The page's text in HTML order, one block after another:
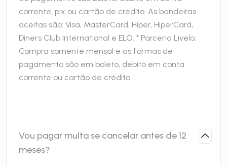
corrente, pix ou cartão de crédito. As bandeiras
aceitas são: Visa, MasterCard, Hiper, HiperCard,
Diners Club International e ELO. * Parceria Livelo:
Compra somente mensal e as formas de
pagamento são em boleto, débito em conta
corrente ou cartão de crédito.
Vou pagar multa se cancelar antes de 12
meses?